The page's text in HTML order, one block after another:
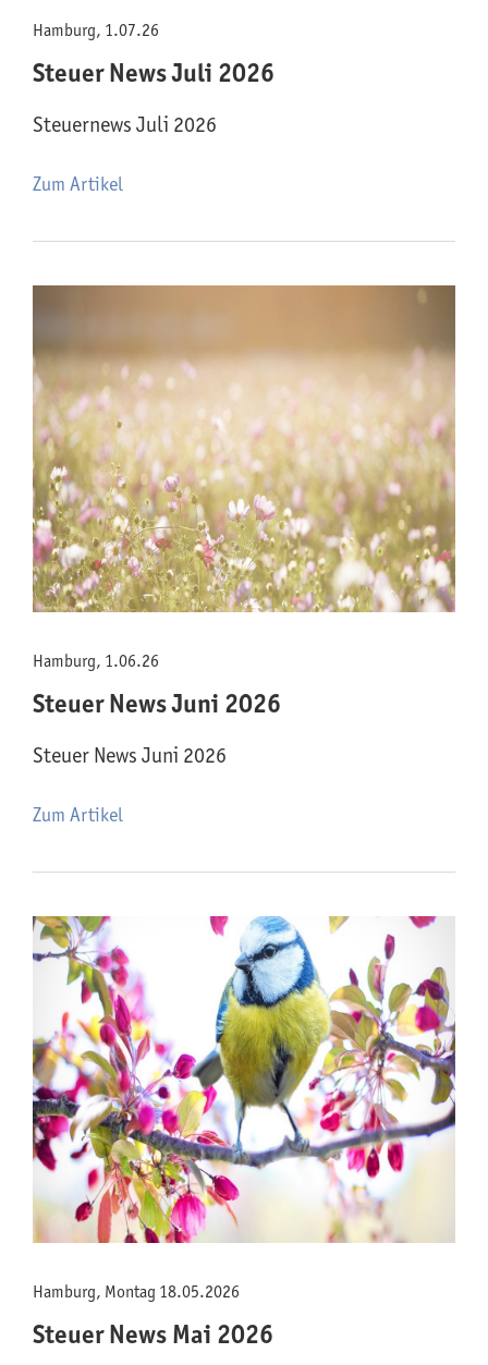
Hamburg, 1.07.26
Steuer News Juli 2026
Steuernews Juli 2026
Zum Artikel
Hamburg, 1.06.26
Steuer News Juni 2026
Steuer News Juni 2026
Zum Artikel
Hamburg, Montag 18.05.2026
Steuer News Mai 2026